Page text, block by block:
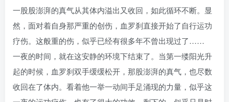
一股股澎湃的真气从其体内溢出又收回，如此循环不断。显
然，面对着自身那严重的创伤，血罗刹直接开始了自行运功
疗伤。这般重的伤，似乎已经有很多年不曾出现过了……
一夜的时间，就在这安静的环境下结束了。当第一缕阳光升
起的时候，血罗刹双手缓缓松开，那股澎湃的真气，也尽数
收回在了体内。看着他一举一动间手足涌现的力量，似乎这